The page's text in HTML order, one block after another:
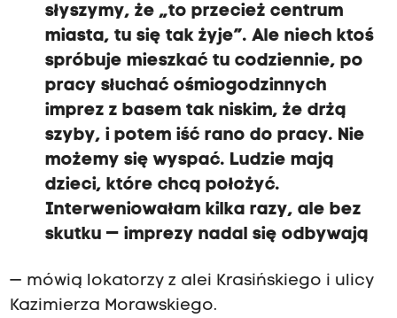
słyszymy, że „to przecież centrum
miasta, tu się tak żyje”. Ale niech ktoś
spróbuje mieszkać tu codziennie, po
pracy słuchać ośmiogodzinnych
imprez z basem tak niskim, że drżą
szyby, i potem iść rano do pracy. Nie
możemy się wyspać. Ludzie mają
dzieci, które chcą położyć.
Interweniowałam kilka razy, ale bez
skutku — imprezy nadal się odbywają
— mówią lokatorzy z alei Krasińskiego i ulicy
Kazimierza Morawskiego.